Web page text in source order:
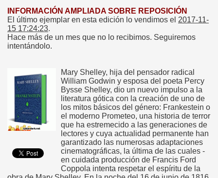
INFORMACIÓN AMPLIADA SOBRE REPOSICIÓN
El último ejemplar en esta edición lo vendimos el 2017-11-
15 17:24:23.
Hace más de un mes que no lo recibimos. Seguiremos
intentándolo.
Mary Shelley, hija del pensador radical
William Godwin y esposa del poeta Percy
Bysse Shelley, dio un nuevo impulso a la
literatura gótica con la creación de uno de
los mitos básicos del género: Frankestein o
el moderno Prometeo, una historia de terror
que ha estremecido a las generaciones de
lectores y cuya actualidad permanente han
garantizado las numerosas adaptaciones
cinematográficas, la última de las cuales ­
en cuidada producción de Francis Ford
Coppola­ intenta respetar el espíritu de la